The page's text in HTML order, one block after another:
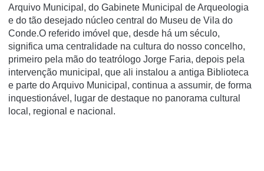
Arquivo Municipal, do Gabinete Municipal de Arqueologia
e do tão desejado núcleo central do Museu de Vila do
Conde.O referido imóvel que, desde há um século,
significa uma centralidade na cultura do nosso concelho,
primeiro pela mão do teatrólogo Jorge Faria, depois pela
intervenção municipal, que ali instalou a antiga Biblioteca
e parte do Arquivo Municipal, continua a assumir, de forma
inquestionável, lugar de destaque no panorama cultural
local, regional e nacional.